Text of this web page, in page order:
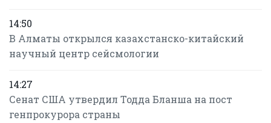
14:50
В Алматы открылся казахстанско-китайский
научный центр сейсмологии
14:27
Сенат США утвердил Тодда Бланша на пост
генпрокурора страны